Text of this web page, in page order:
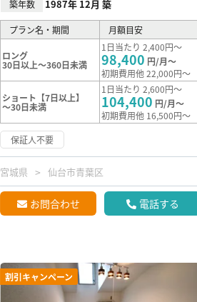
築年数 1987年 12月 築
プラン名・期間 月額目安
ロング
30日以上～360日未満
1日当たり 2,400円～
98,400 円/月～
初期費用他 22,000円～
ショート【7日以上】
～30日未満
1日当たり 2,600円～
104,400 円/月～
初期費用他 16,500円～
保証人不要
宮城県 仙台市青葉区
お問合わせ 電話する
割引キャンペーン